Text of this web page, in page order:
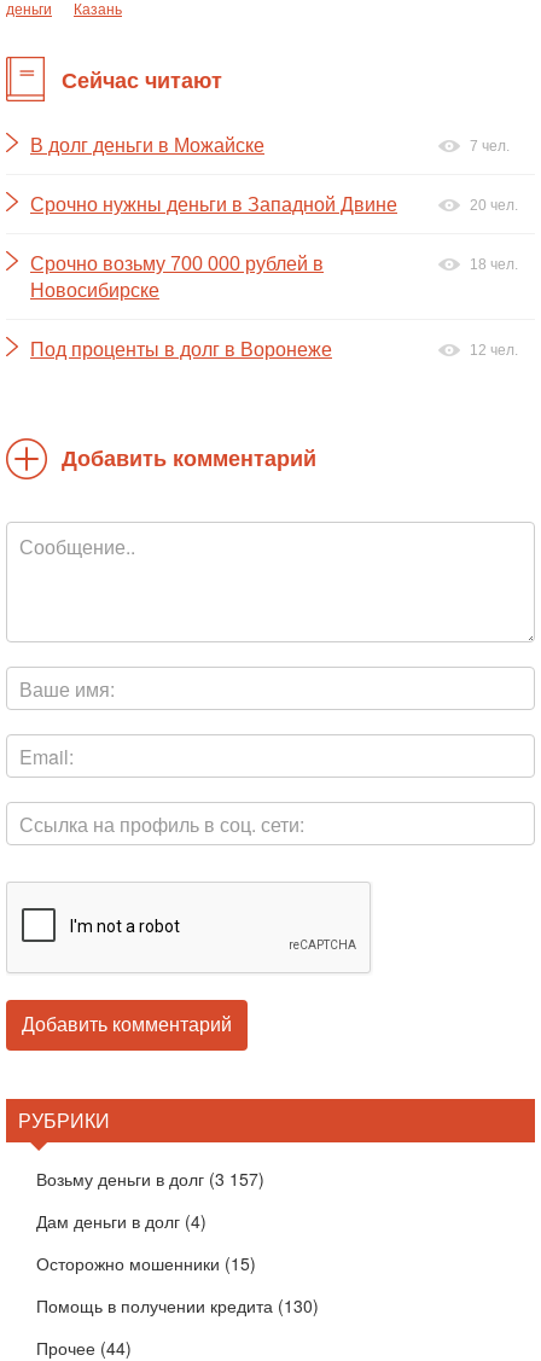
деньги Казань
Сейчас читают
В долг деньги в Можайске 7 чел.
Срочно нужны деньги в Западной Двине 20 чел.
Срочно возьму 700 000 рублей в
Новосибирске
18 чел.
Под проценты в долг в Воронеже 12 чел.
Добавить комментарий
РУБРИКИ
Возьму деньги в долг (3 157)
Дам деньги в долг (4)
Осторожно мошенники (15)
Помощь в получении кредита (130)
Прочее (44)